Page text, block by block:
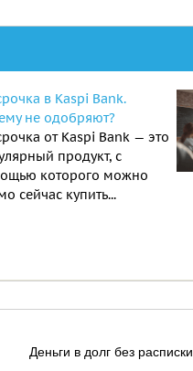
в Kaspi Bank.
не одобряют?
от Kaspi Bank — это
продукт, с
которого можно
сейчас купить...
Деньги в долг без расписки